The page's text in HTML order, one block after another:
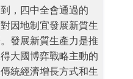
，四中全會通過的
因地制宜發展新質生
發展新質生產力是推
大國博弈戰略主動的
統經濟增長方式和生